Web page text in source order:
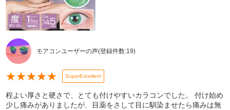
モアコンユーザーの声(登録件数:19)
★★★★★ SuperExcellent
程よい厚さと硬さで、とても付けやすいカラコンでした。 付け始め
少し痛みがありましたが、目薬をさして目に馴染ませたら痛みは無